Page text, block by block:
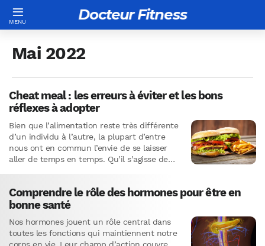
Docteur Fitness
Mai 2022
Cheat meal : les erreurs à éviter et les bons
réflexes à adopter
Bien que l’alimentation reste très différente
d’un individu à l’autre, la plupart d’entre
nous ont en commun l’envie de se laisser
aller de temps en temps. Qu’il s’agisse de
Comprendre le rôle des hormones pour être en
bonne santé
Nos hormones jouent un rôle central dans
toutes les fonctions qui maintiennent notre